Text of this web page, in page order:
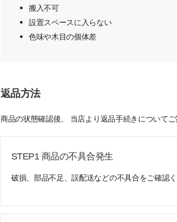
搬入不可
設置スペースに入らない
色味や木目の個体差
返品方法
商品の状態確認後、 当店より返品手続きについてご
STEP1 商品の不具合発生
破損、部品不足、誤配送などの不具合をご確認く